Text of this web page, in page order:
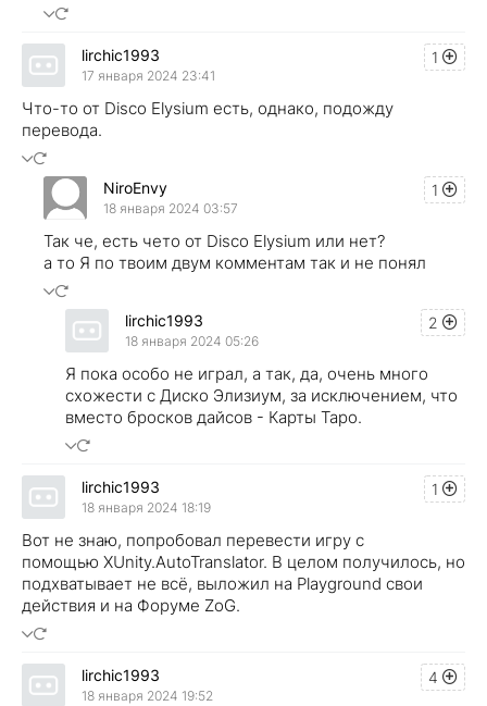
1
lirchic1993
17 января 2024 23:41
Что-то от Disco Elysium есть, однако, подожду
перевода.
1
NiroEnvy
18 января 2024 03:57
Так че, есть чето от Disco Elysium или нет?
а то Я по твоим двум комментам так и не понял
2
lirchic1993
18 января 2024 05:26
Я пока особо не играл, а так, да, очень много
схожести с Диско Элизиум, за исключением, что
вместо бросков дайсов - Карты Таро.
1
lirchic1993
18 января 2024 18:19
Вот не знаю, попробовал перевести игру с
помощью XUnity.AutoTranslator. В целом получилось, но
подхватывает не всё, выложил на Playground свои
действия и на Форуме ZoG.
4
lirchic1993
18 января 2024 19:52